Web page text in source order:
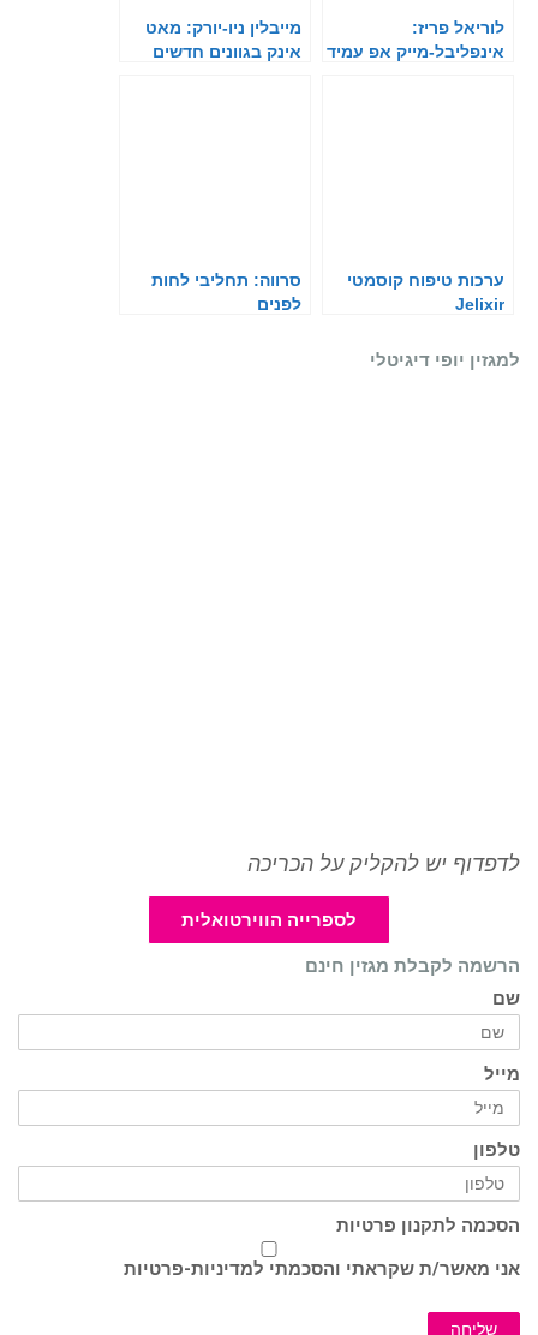
לוריאל פריז:
אינפליבל-מייק אפ עמיד
מייבלין ניו-יורק: מאט
אינק בגוונים חדשים
ערכות טיפוח קוסמטי
Jelixir
סרווה: תחליבי לחות
לפנים
למגזין יופי דיגיטלי
לדפדוף יש להקליק על הכריכה
לספרייה הווירטואלית
הרשמה לקבלת מגזין חינם
שם
מייל
טלפון
הסכמה לתקנון פרטיות
אני מאשר/ת שקראתי והסכמתי למדיניות-פרטיות
שליחה